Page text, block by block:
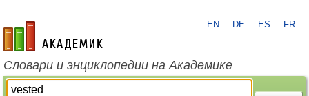
academic.ru
EN DE ES FR
Словари и энциклопедии на Академике